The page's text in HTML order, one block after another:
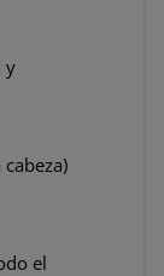
y
el